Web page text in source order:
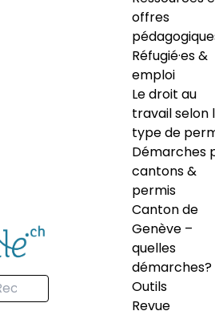
offres
Réfugié·es &
emploi
Le droit au
travail selon
type de
Démarches
cantons &
permis
Canton de
Genève –
quelles
démarches?
Outils
Revue